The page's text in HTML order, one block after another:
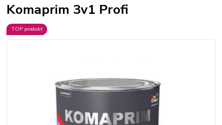
Komaprim 3v1 Profi
TOP produkt